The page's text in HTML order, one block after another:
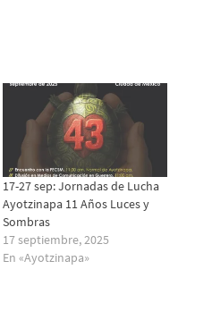
17-27 sep: Jornadas de Lucha
Ayotzinapa 11 Años Luces y
Sombras
17 septiembre, 2025
En «Ayotzinapa»